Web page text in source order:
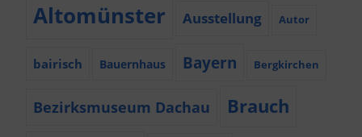
Altomünster Ausstellung Autor
bairisch Bauernhaus Bayern Bergkirchen
Bezirksmuseum Dachau Brauch